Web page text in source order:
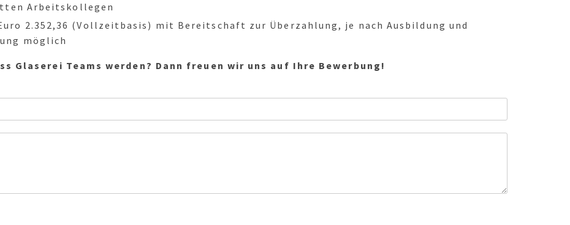
Arbeitskollegen
2.352,36 (Vollzeitbasis) mit Bereitschaft zur Überzahlung, je nach Ausbildung und
möglich
Glaserei Teams werden? Dann freuen wir uns auf Ihre Bewerbung!